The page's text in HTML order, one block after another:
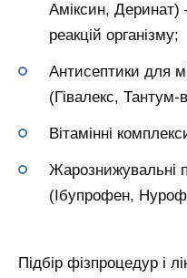
Аміксин, Деринат)
реакцій організму;
Антисептики для
(Гівалекс,
Вітамінні
Жарознижувальні
(Ібупрофен,
Підбір фізпроцедур і